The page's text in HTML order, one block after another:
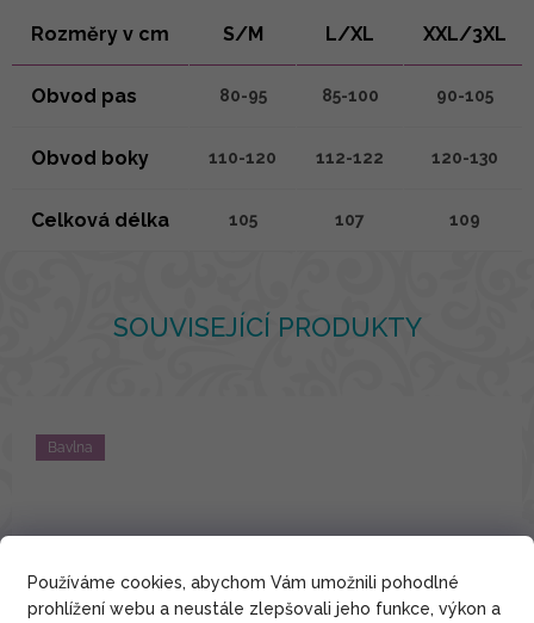
Používáme cookies, abychom Vám umožnili pohodlné
prohlížení webu a neustále zlepšovali jeho funkce, výkon a
SOUVISEJÍCÍ PRODUKTY
Bavlna
Rozměry v cm S/M L/XL XXL/3XL
Obvod pas 80-95 85-100 90-105
Obvod boky 110-120 112-122 120-130
Celková délka 105 107 109